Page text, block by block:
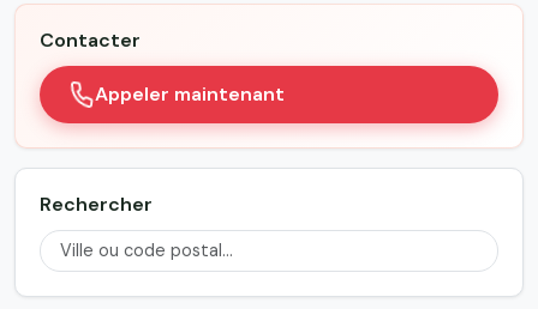
Contacter
Appeler maintenant
Rechercher